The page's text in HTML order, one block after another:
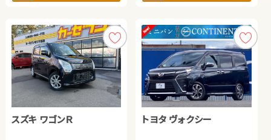
スズキ ワゴンＲ トヨタ ヴォクシー
ホンダ フィット トヨタ アルファード
ホンダ フィット